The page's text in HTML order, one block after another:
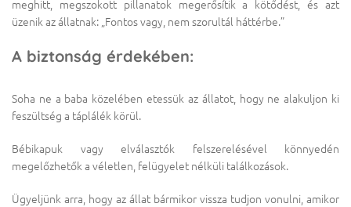
meghitt, megszokott pillanatok megerősítik a kötődést, és azt
üzenik az állatnak: „Fontos vagy, nem szorultál háttérbe.”
A biztonság érdekében:
Soha ne a baba közelében etessük az állatot, hogy ne alakuljon ki
feszültség a táplálék körül.
Bébikapuk vagy elválasztók felszerelésével könnyedén
megelőzhetők a véletlen, felügyelet nélküli találkozások.
Ügyeljünk arra, hogy az állat bármikor vissza tudjon vonulni, amikor